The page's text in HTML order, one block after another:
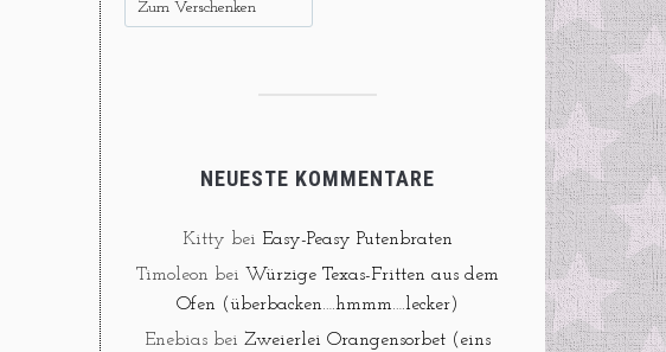
Zum Verschenken
NEUESTE KOMMENTARE
Kitty bei Easy-Peasy Putenbraten
Timoleon bei Würzige Texas-Fritten aus dem
Ofen (überbacken….hmmm….lecker)
Enebiasbei Zweierlei Orangensorbet (eins